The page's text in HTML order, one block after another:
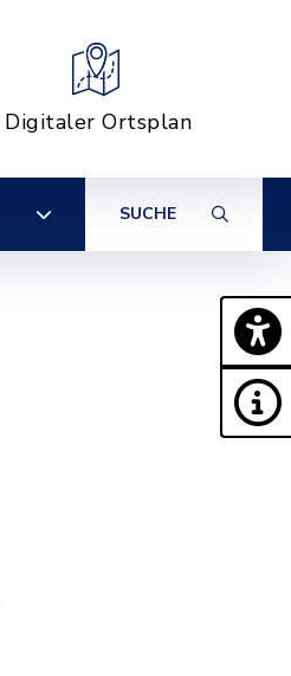
Digitaler Ortsplan
SUCHE